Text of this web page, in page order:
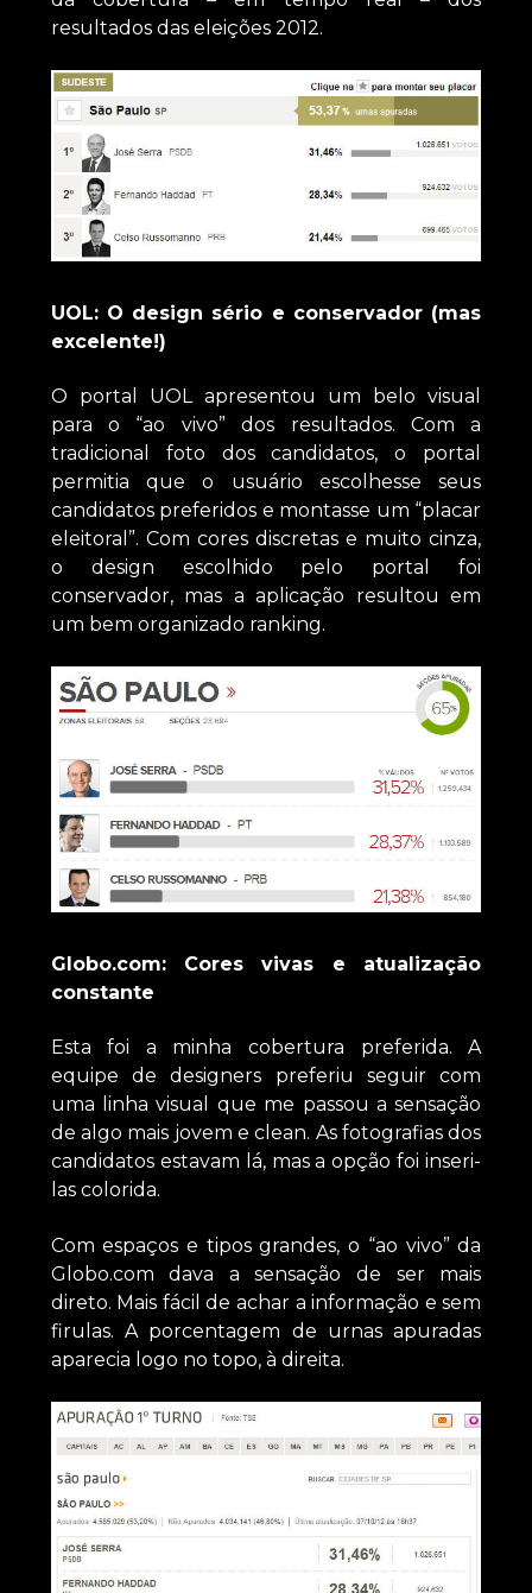
resultados das eleições 2012.
UOL: O design sério e conservador (mas
excelente!)
O portal UOL apresentou um belo visual
para o “ao vivo” dos resultados. Com a
tradicional foto dos candidatos, o portal
permitia que o usuário escolhesse seus
candidatos preferidos e montasse um “placar
eleitoral”. Com cores discretas e muito cinza,
o design escolhido pelo portal foi
conservador, mas a aplicação resultou em
um bem organizado ranking.
Globo.com: Cores vivas e atualização
constante
Esta foi a minha cobertura preferida. A
equipe de designers preferiu seguir com
uma linha visual que me passou a sensação
de algo mais jovem e clean. As fotografias dos
candidatos estavam lá, mas a opção foi inseri-
las colorida.
Com espaços e tipos grandes, o “ao vivo” da
Globo.com dava a sensação de ser mais
direto. Mais fácil de achar a informação e sem
firulas. A porcentagem de urnas apuradas
aparecia logo no topo, à direita.